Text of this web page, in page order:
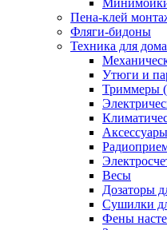
Пена-клей
Фляги-бидоны
Техника для дома
Утюги и
Триммеры
Весы
Дозаторы
Сушилки
Фены